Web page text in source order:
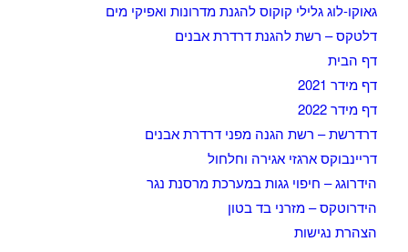
גאוקו-לוג גלילי קוקוס להגנת מדרונות ואפיקי מים
דלטקס – רשת להגנת דרדרת אבנים
דף הבית
דף מידר 2021
דף מידר 2022
דרדרשת – רשת הגנה מפני דרדרת אבנים
דריינבוקס ארגזי אגירה וחלחול
הידרוגג – חיפוי גגות במערכת מרסנת נגר
הידרוטקס – מזרני בד בטון
הצהרת נגישות